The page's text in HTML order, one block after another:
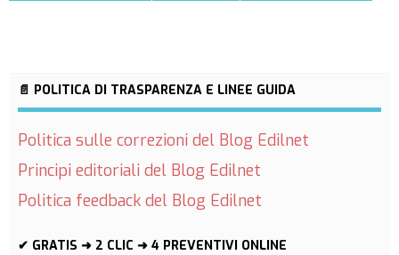
📄 POLITICA DI TRASPARENZA E LINEE GUIDA
Politica sulle correzioni del Blog Edilnet
Principi editoriali del Blog Edilnet
Politica feedback del Blog Edilnet
✔ GRATIS ➜ 2 CLIC ➜ 4 PREVENTIVI ONLINE